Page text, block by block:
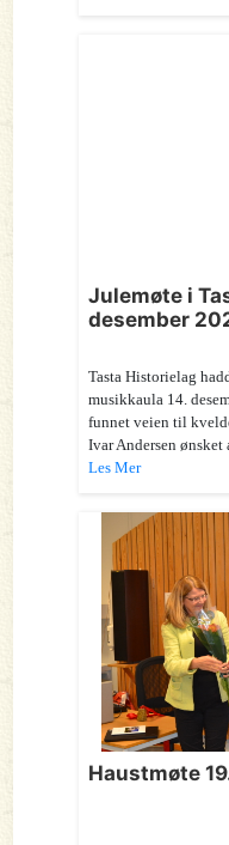
Julemøte i
desember
Tasta Historielag
musikkaula 14.
funnet veien til
Ivar Andersen ønsket
Les Mer
Haustmøte